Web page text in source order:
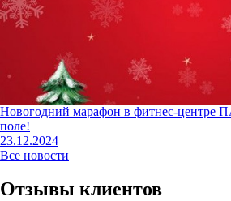
Новогодний марафон в фитнес-центре
поле!
23.12.2024
Все новости
Отзывы клиентов